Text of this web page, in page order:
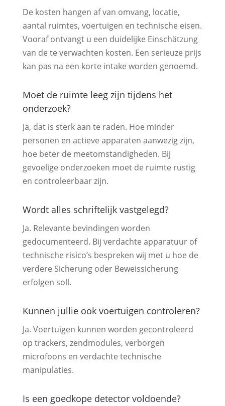
De kosten hangen af van omvang, locatie,
aantal ruimtes, voertuigen en technische eisen.
Vooraf ontvangt u een duidelijke Einschätzung
van de te verwachten kosten. Een serieuze prijs
kan pas na een korte intake worden genoemd.
Moet de ruimte leeg zijn tijdens het
onderzoek?
Ja, dat is sterk aan te raden. Hoe minder
personen en actieve apparaten aanwezig zijn,
hoe beter de meetomstandigheden. Bij
gevoelige onderzoeken moet de ruimte rustig
en controleerbaar zijn.
Wordt alles schriftelijk vastgelegd?
Ja. Relevante bevindingen worden
gedocumenteerd. Bij verdachte apparatuur of
technische risico’s bespreken wij met u hoe de
verdere Sicherung oder Beweissicherung
erfolgen soll.
Kunnen jullie ook voertuigen controleren?
Ja. Voertuigen kunnen worden gecontroleerd
op trackers, zendmodules, verborgen
microfoons en verdachte technische
manipulaties.
Is een goedkope detector voldoende?